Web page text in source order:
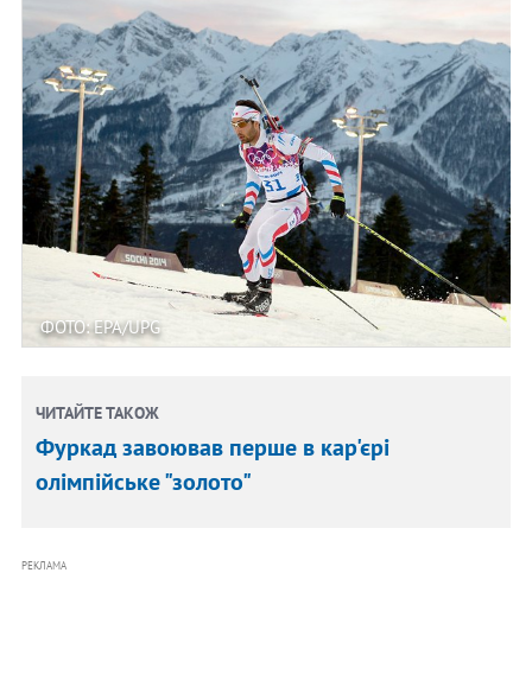
ФОТО: EPA/UPG
ЧИТАЙТЕ ТАКОЖ
Фуркад завоював перше в кар'єрі
олімпійське "золото"
РЕКЛАМА